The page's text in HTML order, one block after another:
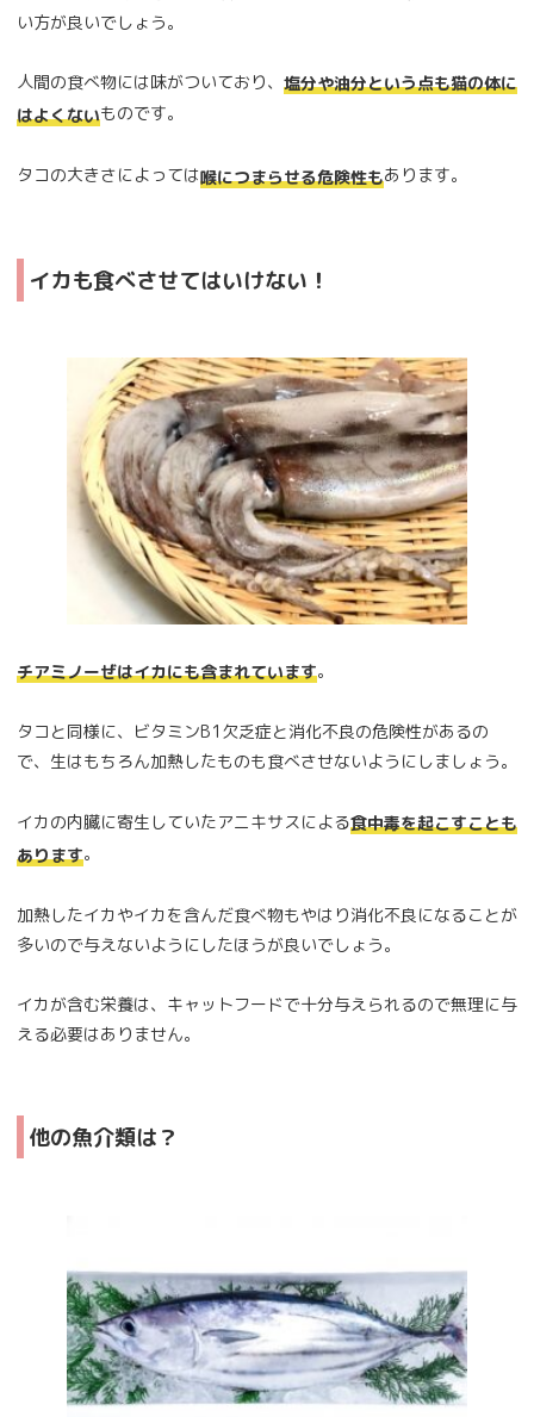
い方が良いでしょう。
人間の食べ物には味がついており、 塩分や油分という点も猫の体に
はよくないものです。
タコの大きさによっては喉につまらせる危険性もあります。
イカも食べさせてはいけない！
チアミノーぜはイカにも含まれています。
タコと同様に、ビタミンB1欠乏症と消化不良の危険性があるの
で、生はもちろん加熱したものも食べさせないようにしましょう。
イカの内臓に寄生していたアニキサスによる食中毒を起こすことも
あります。
加熱したイカやイカを含んだ食べ物もやはり消化不良になることが
多いので与えないようにしたほうが良いでしょう。
イカが含む栄養は、キャットフードで十分与えられるので無理に与
える必要はありません。
他の魚介類は？